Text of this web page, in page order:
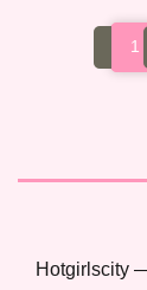
1
Hotgirlscity